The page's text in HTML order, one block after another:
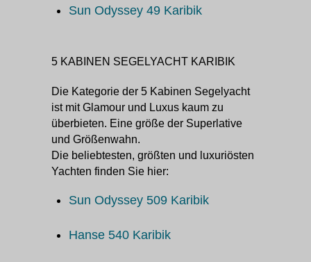
Sun Odyssey 49 Karibik
5 KABINEN SEGELYACHT KARIBIK
Die Kategorie der 5 Kabinen Segelyacht
ist mit Glamour und Luxus kaum zu
überbieten. Eine größe der Superlative
und Größenwahn.
Die beliebtesten, größten und luxuriösten
Yachten finden Sie hier:
Sun Odyssey 509 Karibik
Hanse 540 Karibik